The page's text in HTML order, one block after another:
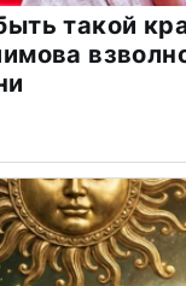
такой